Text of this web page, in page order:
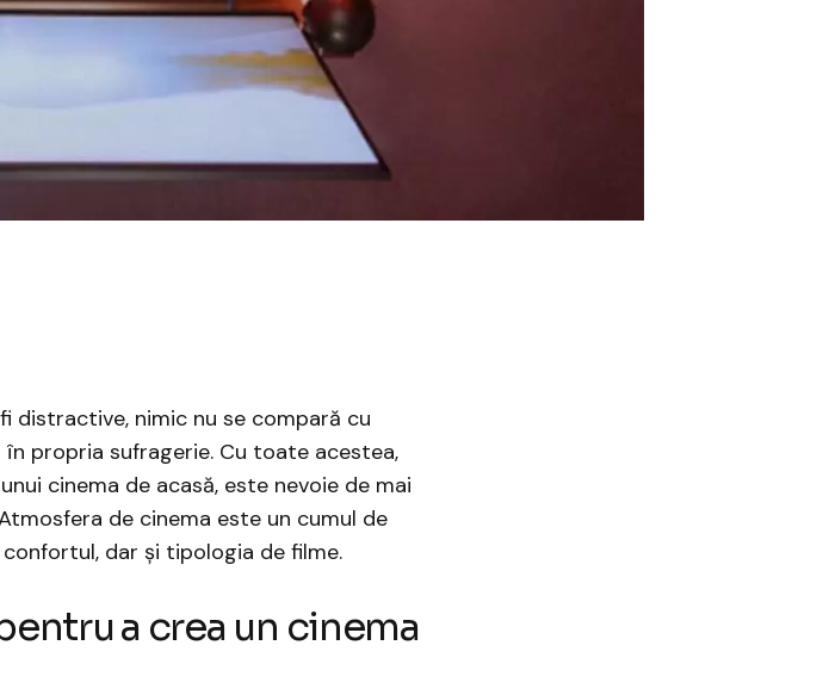
distractive, nimic nu se compară cu
propria sufragerie. Cu toate acestea,
cinema de acasă, este nevoie de mai
de cinema este un cumul de
dar și tipologia de filme.
a crea un cinema